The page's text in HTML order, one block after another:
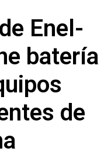
Enel-
batería
de